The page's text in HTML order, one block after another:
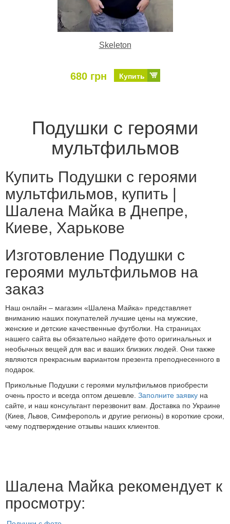
Skeleton
680 грн Купить
Подушки с героями
мультфильмов
Купить Подушки с героями
мультфильмов, купить |
Шалена Майка в Днепре,
Киеве, Харькове
Изготовление Подушки с
героями мультфильмов на
заказ
Наш онлайн – магазин «Шалена Майка» представляет
вниманию наших покупателей лучшие цены на мужские,
женские и детские качественные футболки. На страницах
нашего сайта вы обязательно найдете фото оригинальных и
необычных вещей для вас и ваших близких людей. Они также
являются прекрасным вариантом презента преподнесенного в
подарок.
Прикольные Подушки с героями мультфильмов приобрести
очень просто и всегда оптом дешевле. Заполните заявку на
сайте, и наш консультант перезвонит вам. Доставка по Украине
(Киев, Львов, Симферополь и другие регионы) в короткие сроки,
чему подтверждение отзывы наших клиентов.
Шалена Майка рекомендует к
просмотру: